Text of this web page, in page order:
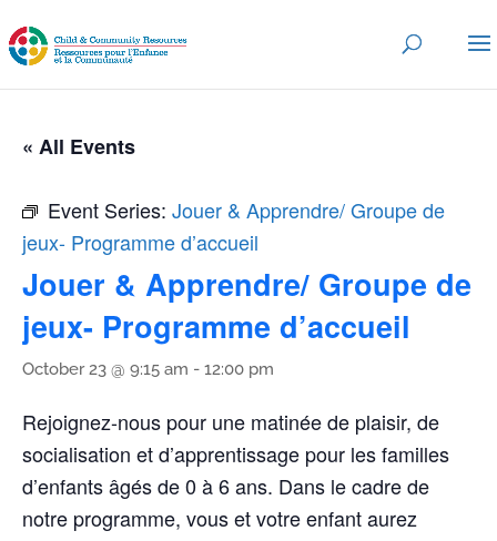
« All Events
Event Series: Jouer & Apprendre/ Groupe de
jeux- Programme d’accueil
Jouer & Apprendre/ Groupe de
jeux- Programme d’accueil
October 23 @ 9:15 am - 12:00 pm
Rejoignez-nous pour une matinée de plaisir, de
socialisation et d’apprentissage pour les familles
d’enfants âgés de 0 à 6 ans. Dans le cadre de
notre programme, vous et votre enfant aurez